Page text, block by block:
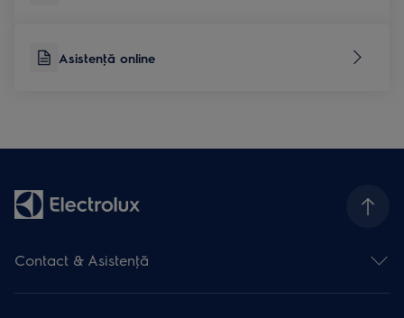
Asistenţă online
Contact & Asistenţă